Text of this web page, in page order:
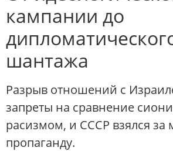
кампании до
шантажа
Разрыв отношений с
запреты на сравнение
расизмом, и СССР взялся
пропаганду.